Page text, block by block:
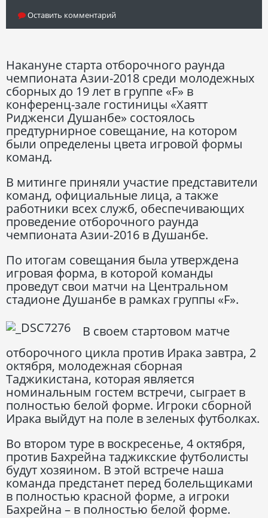
Оставить комментарий
Накануне старта отборочного раунда
чемпионата Азии-2018 среди молодежных
сборных до 19 лет в группе «F» в
конференц-зале гостиницы «Хаятт
Ридженси Душанбе» состоялось
предтурнирное совещание, на котором
были определены цвета игровой формы
команд.
В митинге приняли участие представители
команд, официальные лица, а также
работники всех служб, обеспечивающих
проведение отборочного раунда
чемпионата Азии-2016 в Душанбе.
По итогам совещания была утверждена
игровая форма, в которой команды
проведут свои матчи на Центральном
стадионе Душанбе в рамках группы «F».
В своем стартовом матче
отборочного цикла против Ирака завтра, 2
октября, молодежная сборная
Таджикистана, которая является
номинальным гостем встречи, сыграет в
полностью белой форме. Игроки сборной
Ирака выйдут на поле в зеленых футболках.
Во втором туре в воскресенье, 4 октября,
против Бахрейна таджикские футболисты
будут хозяином. В этой встрече наша
команда предстанет перед болельщиками
в полностью красной форме, а игроки
Бахрейна – в полностью белой форме.